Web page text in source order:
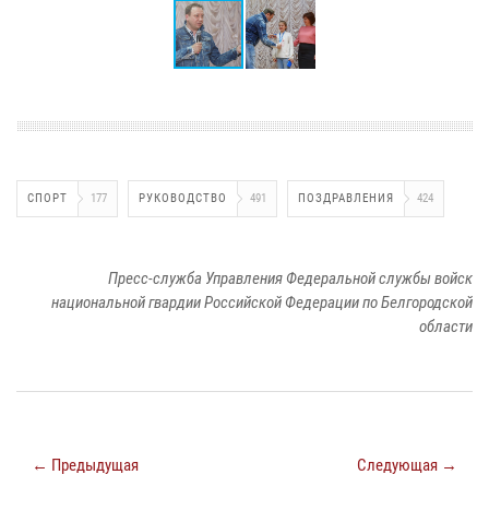
СПОРТ 177 РУКОВОДСТВО 491 ПОЗДРАВЛЕНИЯ 424
Пресс-служба Управления Федеральной службы войск
национальной гвардии Российской Федерации по Белгородской
области
← Предыдущая Следующая →